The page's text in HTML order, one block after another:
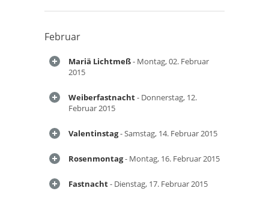
Februar
Mariä Lichtmeß- Montag, 02. Februar
2015
Weiberfastnacht- Donnerstag, 12.
Februar 2015
Valentinstag- Samstag, 14. Februar 2015
Rosenmontag- Montag, 16. Februar 2015
Fastnacht- Dienstag, 17. Februar 2015